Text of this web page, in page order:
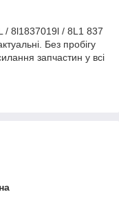
/ 8l1837019l / 8L1 837
Без пробігу
запчастин у всі